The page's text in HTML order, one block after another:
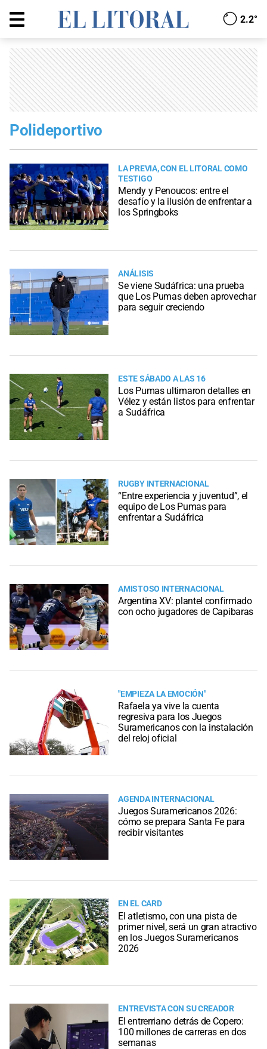
2.2°
Polideportivo
LA PREVIA, CON EL LITORAL COMO
TESTIGO
Mendy y Penoucos: entre el
desafío y la ilusión de enfrentar a
los Springboks
ANÁLISIS
Se viene Sudáfrica: una prueba
que Los Pumas deben aprovechar
para seguir creciendo
ESTE SÁBADO A LAS 16
Los Pumas ultimaron detalles en
Vélez y están listos para enfrentar
a Sudáfrica
RUGBY INTERNACIONAL
“Entre experiencia y juventud”, el
equipo de Los Pumas para
enfrentar a Sudáfrica
AMISTOSO INTERNACIONAL
Argentina XV: plantel confirmado
con ocho jugadores de Capibaras
"EMPIEZA LA EMOCIÓN"
Rafaela ya vive la cuenta
regresiva para los Juegos
Suramericanos con la instalación
del reloj oficial
AGENDA INTERNACIONAL
Juegos Suramericanos 2026:
cómo se prepara Santa Fe para
recibir visitantes
EN EL CARD
El atletismo, con una pista de
primer nivel, será un gran atractivo
en los Juegos Suramericanos
2026
ENTREVISTA CON SU CREADOR
El entrerriano detrás de Copero:
100 millones de carreras en dos
semanas